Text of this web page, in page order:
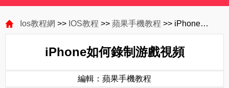
Ios教程網 >> IOS教程 >> 蘋果手機教程 >> iPhone如何錄制游戲視頻
iPhone如何錄制游戲視頻
編輯：蘋果手機教程